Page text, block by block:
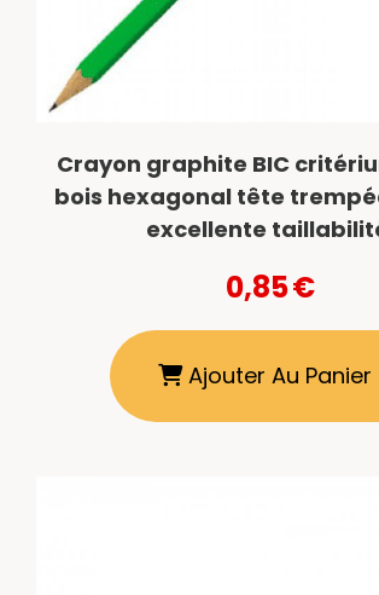
Crayon graphite BIC
bois hexagonal tête
excellente
0,85€
Ajouter Au Panier